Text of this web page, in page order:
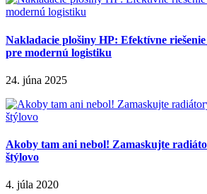
Nakladacie plošiny HP: Efektívne
pre modernú logistiku
24. júna 2025
Akoby tam ani nebol! Zamaskujte
štýlovo
4. júla 2020